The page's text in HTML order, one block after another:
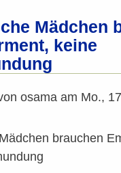
Mädchen
keine
osama am Mo.,
brauchen